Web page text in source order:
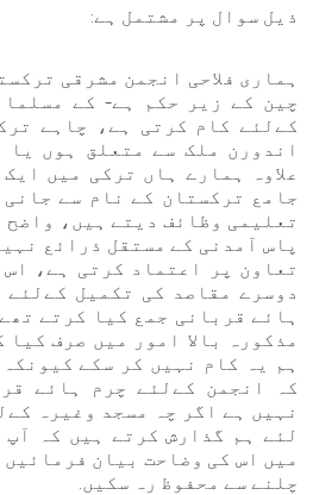
ذیل سوال پر مشتمل ہے:
ہماری فلاحی انجمن مشرقی
چین کے زیر حکم ہے- کے
کےلئے کام کرتی ہے، چاہے
اندورن ملک سے متعلق ہوں
علاوہ ہمارے ہاں ترکی میں
جامع ترکستان کے نام سے
تعلیمی وظائف دیتے ہیں، واضح
پاس آمدنی کے مستقل ذرائع
تعاون پر اعتماد کرتی ہے،
دوسرے مقاصد کی تکمیل
ہائے قربانی جمع کیا کرتے
مذکورہ بالا امور میں صرف
ہم یہ کام نہیں کر سکے
کہ انجمن کےلئے چرم ہائے
نہیں ہے اگر چہ مسجد وغیرہ
لئے ہم گذارش کرتے ہیں کہ
میں اس کی وضاحت بیان
چلنے سے محفوظ رہ سكیں.